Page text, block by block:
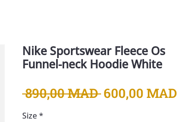
Nike Sportswear Fleece Os
Funnel-neck Hoodie White
890,00 MAD Prix
600,00 MAD
Size*